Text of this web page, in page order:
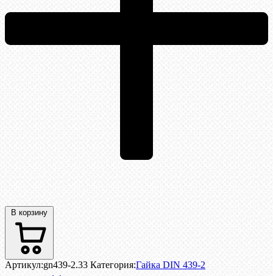
В корзину
Артикул:gn439-2.33 Категория:Гайка DIN 439-2